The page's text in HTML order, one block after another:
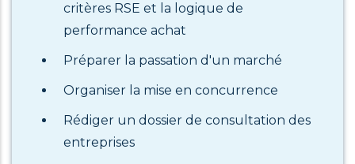
critères RSE et la logique de
performance achat
Préparer la passation d'un marché
Organiser la mise en concurrence
Rédiger un dossier de consultation des
entreprises